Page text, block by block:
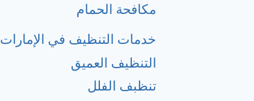
مكافحة الحمام
خدمات التنظيف في الإمارات
التنظيف العميق
تنظبف الفلل